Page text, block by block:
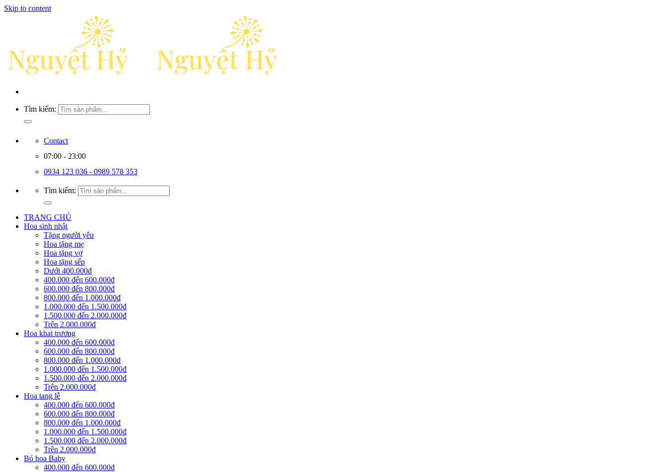
Skip to content
Tìm kiếm:
Contact
07:00 - 23:00
0934 123 036 - 0989 578 353
Tìm kiếm:
TRANG CHỦ
Hoa sinh nhật
Tặng người yêu
Hoa tặng mẹ
Hoa tặng vợ
Hoa tặng sếp
Dưới 400.000đ
400.000 đến 600.000đ
600.000 đến 800.000đ
800.000 đến 1.000.000đ
1.000.000 đến 1.500.000đ
1.500.000 đến 2.000.000đ
Trên 2.000.000đ
Hoa khai trương
400.000 đến 600.000đ
600.000 đến 800.000đ
800.000 đến 1.000.000đ
1.000.000 đến 1.500.000đ
1.500.000 đến 2.000.000đ
Trên 2.000.000đ
Hoa tang lễ
400.000 đến 600.000đ
600.000 đến 800.000đ
800.000 đến 1.000.000đ
1.000.000 đến 1.500.000đ
1.500.000 đến 2.000.000đ
Trên 2.000.000đ
Bó hoa Baby
400.000 đến 600.000đ